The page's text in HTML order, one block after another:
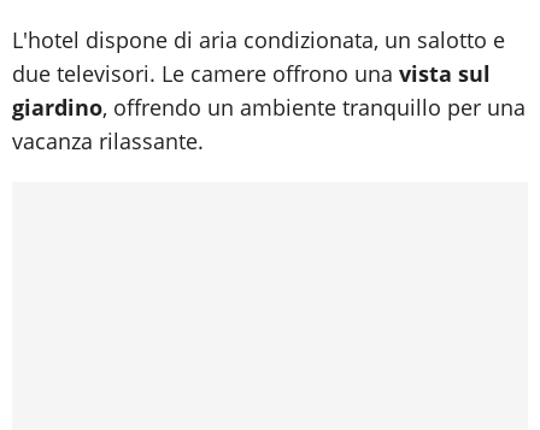
L'hotel dispone di aria condizionata, un salotto e
due televisori. Le camere offrono una vista sul
giardino, offrendo un ambiente tranquillo per una
vacanza rilassante.